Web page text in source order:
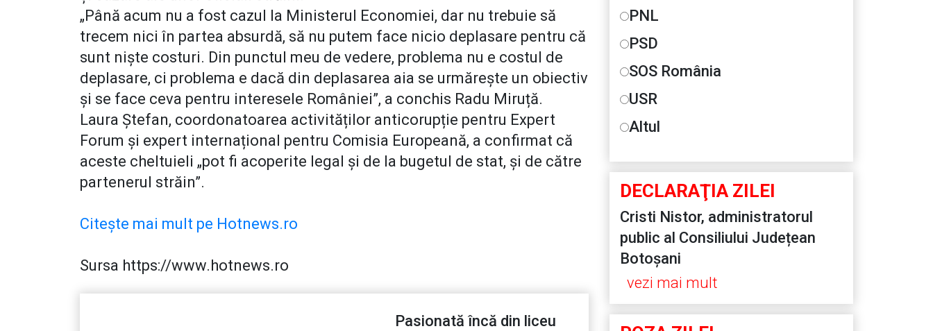
„Până acum nu a fost cazul la Ministerul Economiei, dar nu trebuie să
trecem nici în partea absurdă, să nu putem face nicio deplasare pentru că
sunt niște costuri. Din punctul meu de vedere, problema nu e costul de
deplasare, ci problema e dacă din deplasarea aia se urmărește un obiectiv
și se face ceva pentru interesele României”, a conchis Radu Miruță.
Laura Ștefan, coordonatoarea activităților anticorupție pentru Expert
Forum și expert internațional pentru Comisia Europeană, a confirmat că
aceste cheltuieli „pot fi acoperite legal și de la bugetul de stat, și de către
partenerul străin”.
Citește mai mult pe Hotnews.ro
Sursa https://www.hotnews.ro
Pasionată încă din liceu
PNL
PSD
SOS România
USR
Altul
DECLARAŢIA ZILEI
Cristi Nistor, administratorul
public al Consiliului Județean
Botoșani
vezi mai mult